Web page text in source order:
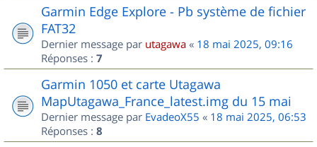
Garmin Edge Explore - Pb système de fichier
FAT32
Dernier message par utagawa « 18 mai 2025, 09:16
Réponses : 7
Garmin 1050 et carte Utagawa
MapUtagawa_France_latest.img du 15 mai
Dernier message par EvadeoX55 « 18 mai 2025, 06:53
Réponses : 8